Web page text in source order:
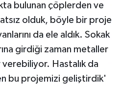
bulunan çöplerden ve
olduk, böyle bir proje
da ele aldık. Sokak
girdiği zaman metaller
Hastalık da
bu projemizi geliştirdik'